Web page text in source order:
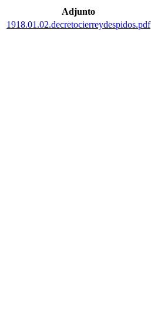
Adjunto
1918.01.02.decretocierreydespidos.pdf